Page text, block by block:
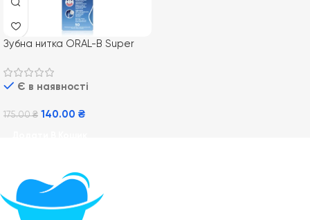
Зубна нитка ORAL-B Super
Є в наявності
175.00₴ 140.00 ₴